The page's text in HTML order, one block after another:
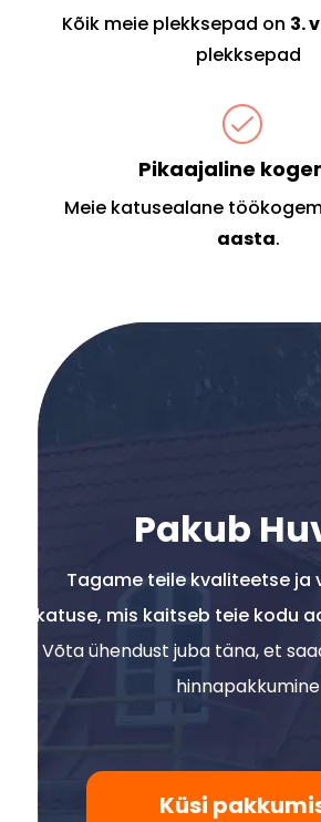
Kõik meie plekksepad on 3.
plekksepad
Pikaajaline
Meie katusealane
aasta.
Pakub
Tagame teile kvaliteetse ja
katuse, mis kaitseb teie kodu
Võta ühendust juba täna, et
hinnapakkumine
Küsi